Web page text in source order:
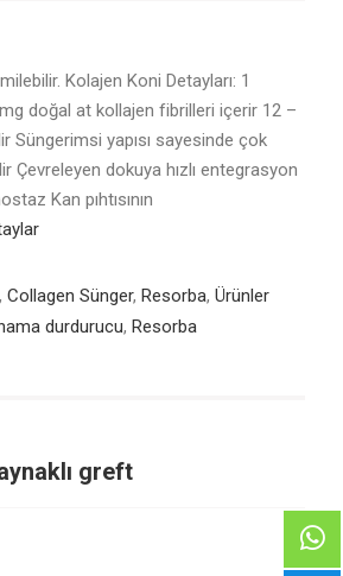
Kolajen Koni Detayları: 1
doğal at kollajen fibrilleri içerir 12 –
Süngerimsi yapısı sayesinde çok
Çevreleyen dokuya hızlı entegrasyon
Kan pıhtısının
, Collagen Sünger, Resorba, Ürünler
durdurucu, Resorba
greft